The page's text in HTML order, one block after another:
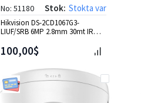
No: 51180 Stok: Stokta var
Hikvision DS-2CD1067G3-
LIUF/SRB 6MP 2.8mm 30mt IR
100,00$